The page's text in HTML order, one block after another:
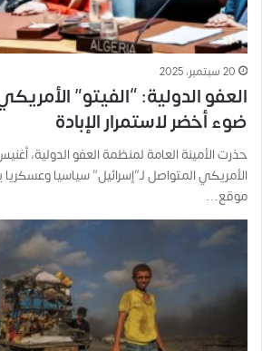
20 سبتمبر، 2025
العفو الدولية: “الفيتو”
ضوء أخضر لاستمرار الإبادة
حذرت الأمينة العامة لمنظمة العفو الدولية،
الأمريكي المتواصل لـ”إسرائيل” سياسيا
موقع…